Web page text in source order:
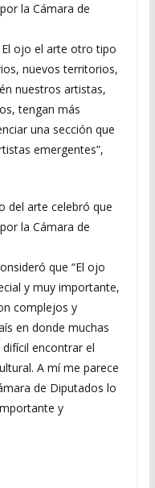
la Cámara de
ojo el arte otro tipo
nuevos territorios,
nuestros artistas,
tengan más
una sección que
emergentes”,
del arte celebró que
la Cámara de
que “El ojo
y muy importante,
complejos y
en donde muchas
encontrar el
A mí me parece
de Diputados lo
y